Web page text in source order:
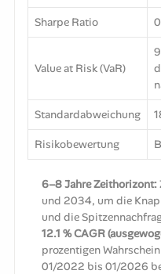
Sharpe Ratio
Value at Risk (VaR)
Standardabweichung
Risikobewertung
6–8 Jahre Zeithorizont:
und 2034, um die
und die
12.1 % CAGR
prozentigen
01/2022 bis 01/2026